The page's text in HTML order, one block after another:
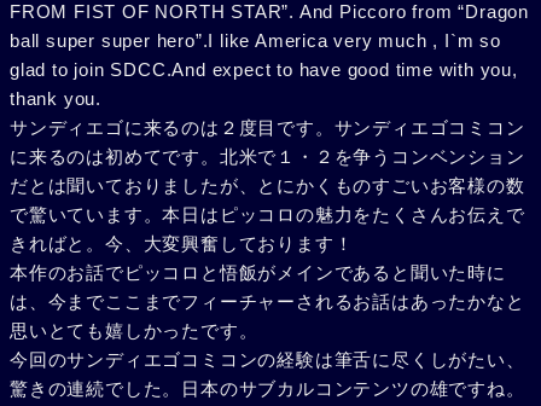
FROM FIST OF NORTH STAR”. And Piccoro from “Dragon
ball super super hero”.I like America very much , I`m so
glad to join SDCC.And expect to have good time with you,
thank you.
サンディエゴに来るのは２度目です。サンディエゴコミコン
に来るのは初めてです。北米で１・２を争うコンベンション
だとは聞いておりましたが、とにかくものすごいお客様の数
で驚いています。本日はピッコロの魅力をたくさんお伝えで
きればと。今、大変興奮しております！
本作のお話でピッコロと悟飯がメインであると聞いた時に
は、今までここまでフィーチャーされるお話はあったかなと
思いとても嬉しかったです。
今回のサンディエゴコミコンの経験は筆舌に尽くしがたい、
驚きの連続でした。日本のサブカルコンテンツの雄ですね。